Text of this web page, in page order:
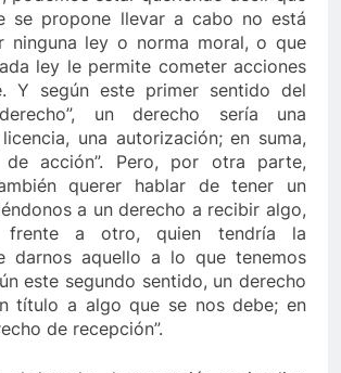
se propone llevar a cabo no está
ninguna ley o norma moral, o que
ley le permite cometer acciones
Y según este primer sentido del
un derecho sería una
una autorización; en suma,
de acción”. Pero, por otra parte,
querer hablar de tener un
a un derecho a recibir algo,
frente a otro, quien tendría la
darnos aquello a lo que tenemos
este segundo sentido, un derecho
título a algo que se nos debe; en
de recepción”.